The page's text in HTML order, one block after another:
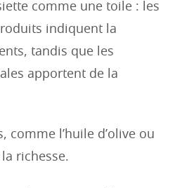
comme une toile : les
indiquent la
tandis que les
apportent de la
comme l’huile d’olive ou
la richesse.